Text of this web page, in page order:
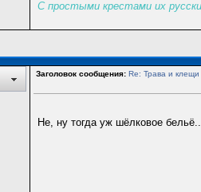
С простыми крестами их
Заголовок сообщения: Re: Трава и клещи
Не, ну тогда уж шёлковое